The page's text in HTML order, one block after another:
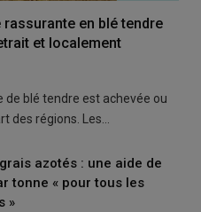
remplir le
formulaire
transmettre au service des
l’entreprise agricole au titre
d’obtention de la certification
agricole.
en blé tendre
et localement
de blé tendre est achevée ou
des régions. Les…
azotés : une aide de
tonne « pour tous les
»